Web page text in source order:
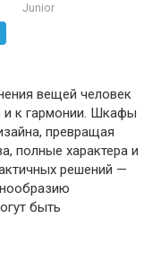
Junior
вещей человек
и к гармонии. Шкафы
превращая
полные характера и
решений —
быть